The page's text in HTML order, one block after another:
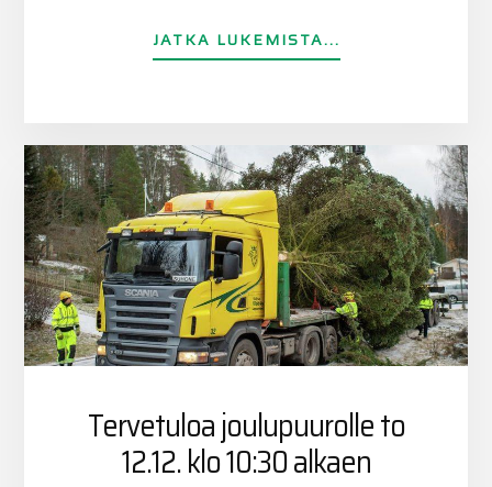
JATKA LUKEMISTA...
TYÖPAIKKOJA
Tervetuloa joulupuurolle to
12.12. klo 10:30 alkaen